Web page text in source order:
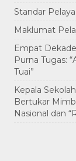
Standar
Maklumat
Empat
Purna Tugas:
Tuai”
Kepala
Bertukar
Nasional dan